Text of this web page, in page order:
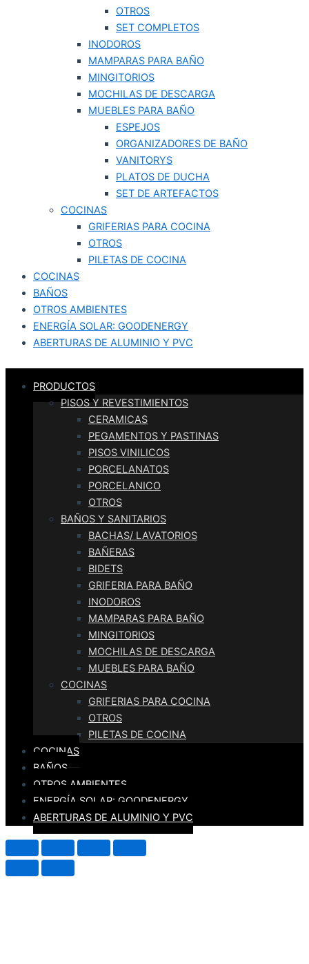
OTROS
SET COMPLETOS
INODOROS
MAMPARAS PARA BAÑO
MINGITORIOS
MOCHILAS DE DESCARGA
MUEBLES PARA BAÑO
ESPEJOS
ORGANIZADORES DE BAÑO
VANITORYS
PLATOS DE DUCHA
SET DE ARTEFACTOS
COCINAS
GRIFERIAS PARA COCINA
OTROS
PILETAS DE COCINA
COCINAS
BAÑOS
OTROS AMBIENTES
ENERGÍA SOLAR: GOODENERGY
ABERTURAS DE ALUMINIO Y PVC
PRODUCTOS
PISOS Y REVESTIMIENTOS
CERAMICAS
PEGAMENTOS Y PASTINAS
PISOS VINILICOS
PORCELANATOS
PORCELANICO
OTROS
BAÑOS Y SANITARIOS
BACHAS/ LAVATORIOS
BAÑERAS
BIDETS
GRIFERIA PARA BAÑO
INODOROS
MAMPARAS PARA BAÑO
MINGITORIOS
MOCHILAS DE DESCARGA
MUEBLES PARA BAÑO
COCINAS
GRIFERIAS PARA COCINA
OTROS
PILETAS DE COCINA
COCINAS
BAÑOS
OTROS AMBIENTES
ENERGÍA SOLAR: GOODENERGY
ABERTURAS DE ALUMINIO Y PVC